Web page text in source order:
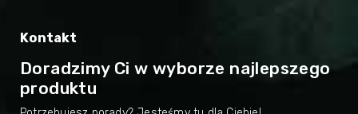
Kontakt
Doradzimy Ci w wyborze najlepszego
produktu